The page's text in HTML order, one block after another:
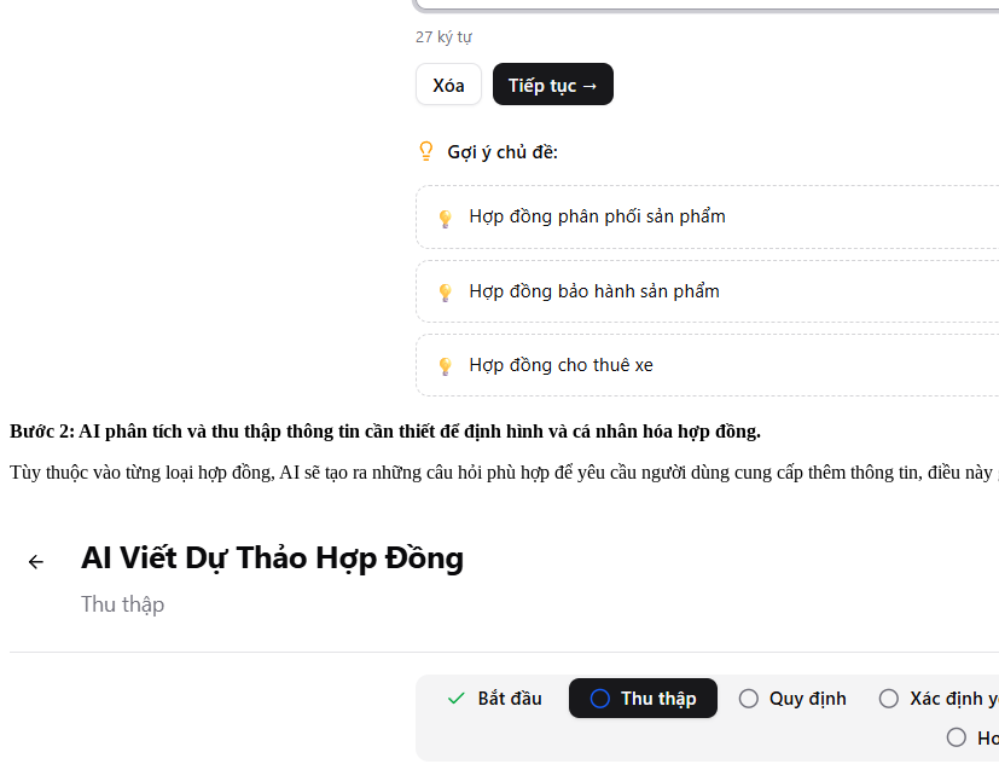
Bước 2: AI phân tích và thu thập thông tin cần thiết để định hình và cá nhân hóa hợp đồng.
Tùy thuộc vào từng loại hợp đồng, AI sẽ tạo ra những câu hỏi phù hợp để yêu cầu người dùng cung cấp thêm thông tin, điều